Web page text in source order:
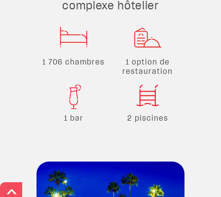
complexe hôtelier
1 706 chambres
1 option de
restauration
1 bar 2 piscines